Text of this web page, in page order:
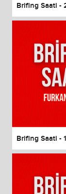
Brifing Saati -
Brifing Saati -